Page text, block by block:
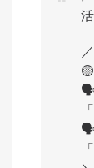
／
🗣️
🗣️